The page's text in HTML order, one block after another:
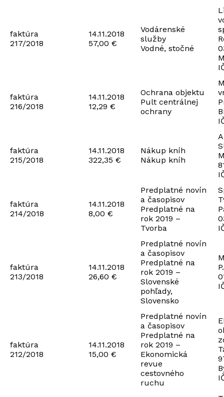
faktúra
217/2018
14.11.2018
57,00 €
Vodárenské
služby
Vodné, stočné
faktúra
216/2018
14.11.2018
12,29 €
Ochrana objektu
Pult centrálnej
ochrany
faktúra
215/2018
14.11.2018
322,35 €
Nákup kníh
Nákup kníh
faktúra
214/2018
14.11.2018
8,00 €
Predplatné novín
a časopisov
Predplatné na
rok 2019 –
Tvorba
faktúra
213/2018
14.11.2018
26,60 €
Predplatné novín
a časopisov
Predplatné na
rok 2019 –
Slovenské
pohľady,
Slovensko
faktúra
212/2018
14.11.2018
15,00 €
Predplatné novín
a časopisov
Predplatné na
rok 2019 –
Ekonomická
revue
cestovného
ruchu